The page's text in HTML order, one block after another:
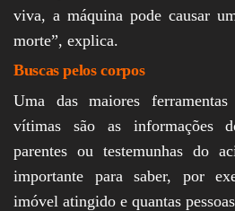
viva, a máquina pode causar
morte”, explica.
Buscas pelos corpos
Uma das maiores
vítimas são as informações
parentes ou testemunhas do
importante para saber, por
imóvel atingido e quantas